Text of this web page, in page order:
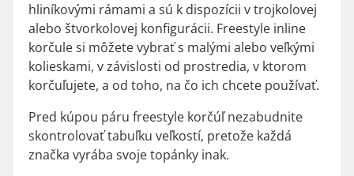
hliníkovými rámami a sú k dispozícii v trojkolovej
alebo štvorkolovej konfigurácii. Freestyle inline
korčule si môžete vybrať s malými alebo veľkými
kolieskami, v závislosti od prostredia, v ktorom
korčuľujete, a od toho, na čo ich chcete používať.
Pred kúpou páru freestyle korčúľ nezabudnite
skontrolovať tabuľku veľkostí, pretože každá
značka vyrába svoje topánky inak.